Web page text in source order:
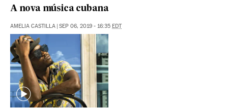
A nova música cubana
AMELIA CASTILLA SEP 06, 2019 - 16:35 EDT